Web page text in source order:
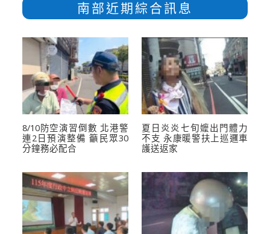
南部近期綜合訊息
8/10防空演習倒數 北港警
連2日預演整備 籲民眾30
分鐘務必配合
夏日炎炎七旬嬤出門體力
不支 永康暖警扶上巡邏車
護送返家